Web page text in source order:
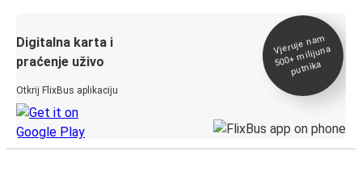
Digitalna karta i
praćenje uživo
Otkrij FlixBus aplikaciju
Vjeruje na
m
500+
milijuna
putnika